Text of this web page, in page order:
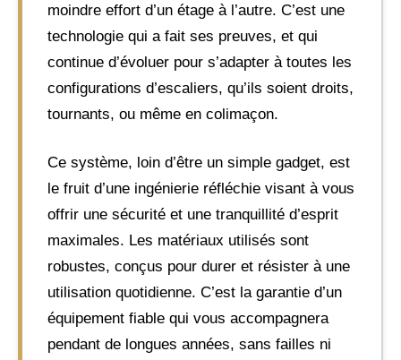
moindre effort d’un étage à l’autre. C’est une
technologie qui a fait ses preuves, et qui
continue d’évoluer pour s’adapter à toutes les
configurations d’escaliers, qu’ils soient droits,
tournants, ou même en colimaçon.
Ce système, loin d’être un simple gadget, est
le fruit d’une ingénierie réfléchie visant à vous
offrir une sécurité et une tranquillité d’esprit
maximales. Les matériaux utilisés sont
robustes, conçus pour durer et résister à une
utilisation quotidienne. C’est la garantie d’un
équipement fiable qui vous accompagnera
pendant de longues années, sans failles ni